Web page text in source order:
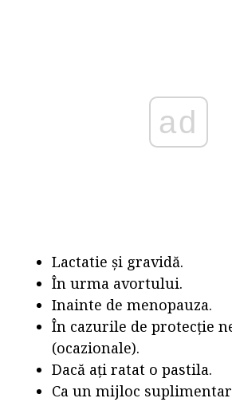
ad
Lactatie și gravidă.
În urma avortului.
Inainte de menopauza.
În cazurile de protecție
(ocazionale).
Dacă ați ratat o pastila.
Ca un mijloc